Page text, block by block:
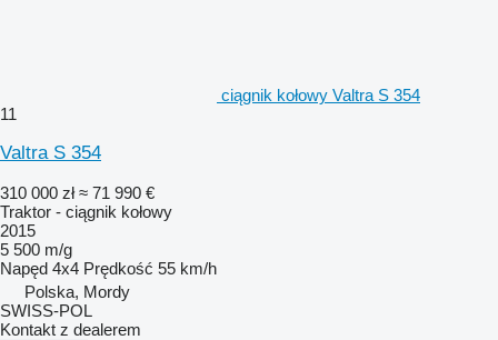
ciągnik kołowy Valtra S 354
11
Valtra S 354
310 000 zł ≈ 71 990 €
Traktor - ciągnik kołowy
2015
5 500 m/g
Napęd 4x4 Prędkość 55 km/h
Polska, Mordy
SWISS-POL
Kontakt z dealerem